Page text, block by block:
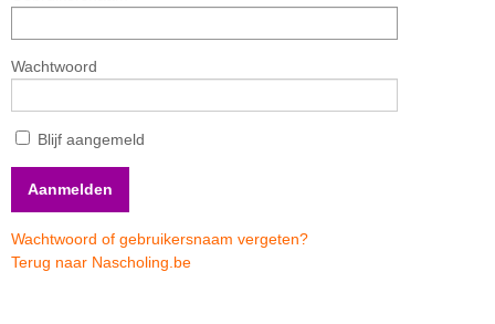
Wachtwoord
Blijf aangemeld
Wachtwoord of gebruikersnaam vergeten?
Terug naar Nascholing.be